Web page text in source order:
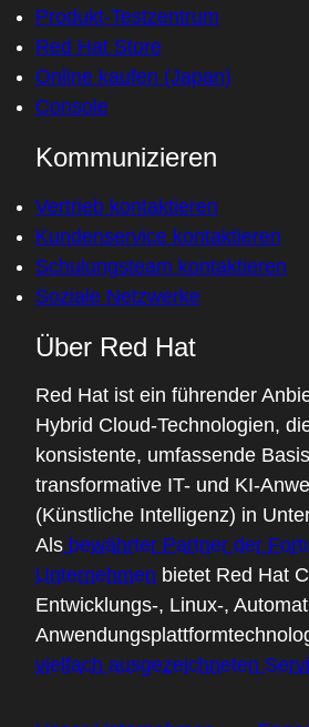
Produkt-Testzentrum
Red Hat Store
Online kaufen (Japan)
Console
Kommunizieren
Vertrieb kontaktieren
Kundenservice kontaktieren
Schulungsteam kontaktieren
Soziale Netzwerke
Über Red Hat
Red Hat ist ein führender
Hybrid Cloud-Technologien,
konsistente, umfassende
transformative IT- und KI-
(Künstliche Intelligenz) in
Als bewährter Partner der
Unternehmen bietet Red Hat
Entwicklungs-, Linux-,
vielfach ausgezeichneten